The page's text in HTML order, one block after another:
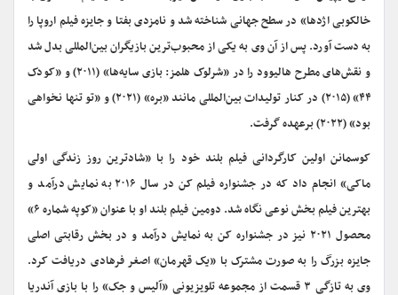
خالکوبی اژدها» در سطح جهانی شناخته شد و نامزدی بفتا و جایزه فیلم اروپا را
به دست آورد. پس از آن وی به یکی از محبوب‌ترین بازیگران بین‌المللی بدل شد
و نقش‌های مطرح هالیوود را در «شرلوک هلمز: بازی سایه‌ها» (۲۰۱۱) و «کودک
۴۴» (۲۰۱۵) در کنار تولیدات بین‌المللی مانند «بره» (۲۰۲۱) و «تو تنها نخواهی
بود» (۲۰۲۲) برعهده گرفت.
کوسمانن اولین کارگردانی فیلم بلند خود را با «شادترین روز زندگی اولی
ماکی» انجام داد که در جشنواره فیلم کن در سال ۲۰۱۶ به نمایش درآمد و
بهترین فیلم بخش نوعی نگاه شد. دومین فیلم بلند او با عنوان «کوپه شماره ۶»
محصول ۲۰۲۱ نیز در جشنواره کن به نمایش درآمد و در بخش رقابتی اصلی
جایزه بزرگ را به صورت مشترک با «یک قهرمان» اصغر فرهادی دریافت کرد.
وی به تازگی ۳ قسمت از مجموعه تلویزیونی «آلیس و جک» را با بازی آندریا